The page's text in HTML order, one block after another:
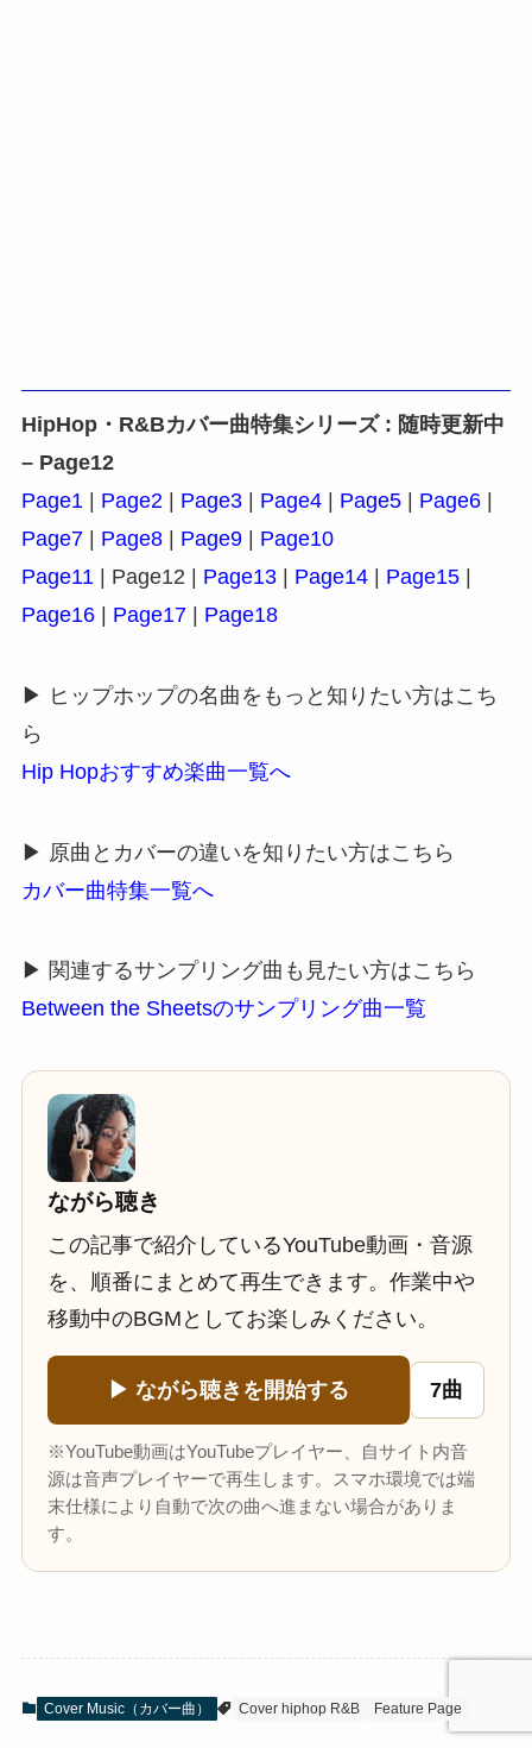
HipHop・R&Bカバー曲特集シリーズ : 随時更新中
– Page12
Page1 | Page2 | Page3| Page4| Page5| Page6|
Page7| Page8| Page9| Page10
Page11 | Page12 | Page13| Page14| Page15|
Page16| Page17| Page18
▶ ヒップホップの名曲をもっと知りたい方はこち
ら
Hip Hopおすすめ楽曲一覧へ
▶ 原曲とカバーの違いを知りたい方はこちら
カバー曲特集一覧へ
▶ 関連するサンプリング曲も見たい方はこちら
Between the Sheetsのサンプリング曲一覧
ながら聴き
この記事で紹介しているYouTube動画・音源
を、順番にまとめて再生できます。作業中や
移動中のBGMとしてお楽しみください。
▶ ながら聴きを開始する 7曲
※YouTube動画はYouTubeプレイヤー、自サイト内音
源は音声プレイヤーで再生します。スマホ環境では端
末仕様により自動で次の曲へ進まない場合がありま
す。
Cover Music（カバー曲） Cover hiphop R&B Feature Page